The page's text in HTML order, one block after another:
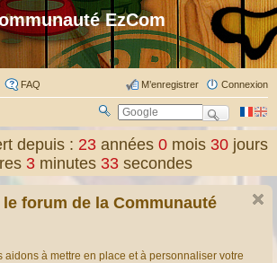
EzCom
FAQ Connexion
M’enregistrer
er
depuis : 23 années0 mois30 jours
3 minutes 33 secondes
forum de la Communauté
aidons à mettre en place et à personnaliser votre